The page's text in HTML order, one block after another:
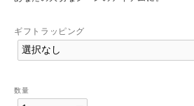
ギフトラッピング
数量